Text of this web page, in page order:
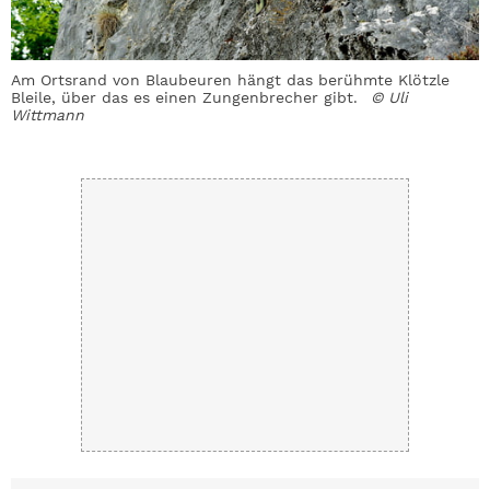
Am Ortsrand von Blaubeuren hängt das berühmte Klötzle
Bleile, über das es einen Zungenbrecher gibt.
© Uli
Wittmann